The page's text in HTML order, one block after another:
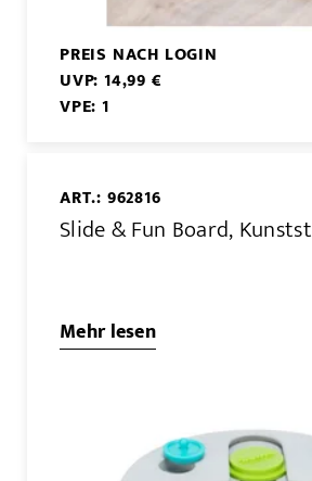
PREIS NACH LOGIN
UVP: 14,99 €
VPE: 1
ART.: 962816
Slide & Fun Board,
Mehr lesen